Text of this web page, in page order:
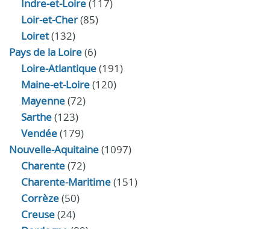
Indre‑et‑Loire(117)
Loir‑et‑Cher(85)
Loiret(132)
Pays de la Loire(6)
Loire-Atlantique(191)
Maine-et-Loire(120)
Mayenne(72)
Sarthe(123)
Vendée(179)
Nouvelle-Aquitaine(1097)
Charente(72)
Charente-Maritime(151)
Corrèze(50)
Creuse(24)